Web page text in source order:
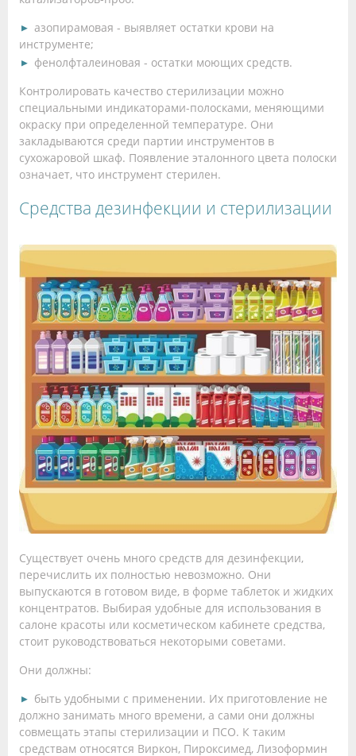
азопирамовая - выявляет остатки крови на
инструменте;
фенолфталеиновая - остатки моющих средств.
Контролировать качество стерилизации можно
специальными индикаторами-полосками, меняющими
окраску при определенной температуре. Они
закладываются среди партии инструментов в
сухожаровой шкаф. Появление эталонного цвета полоски
означает, что инструмент стерилен.
Средства дезинфекции и стерилизации
Существует очень много средств для дезинфекции,
перечислить их полностью невозможно. Они
выпускаются в готовом виде, в форме таблеток и жидких
концентратов. Выбирая удобные для использования в
салоне красоты или косметическом кабинете средства,
стоит руководствоваться некоторыми советами.
Они должны:
быть удобными с применении. Их приготовление не
должно занимать много времени, а сами они должны
совмещать этапы стерилизации и ПСО. К таким
средствам относятся Виркон, Пироксимед, Лизоформин